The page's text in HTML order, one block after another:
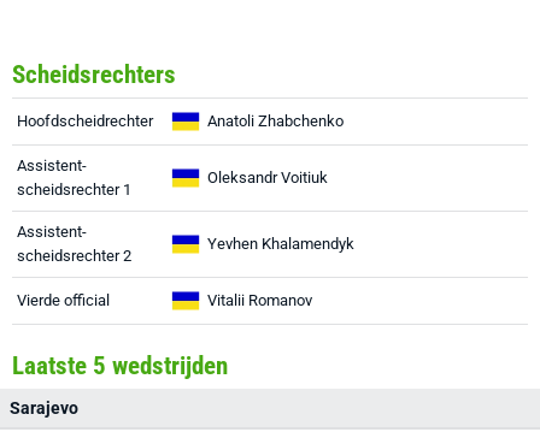
Scheidsrechters
Hoofdscheidrechter Anatoli Zhabchenko
Assistent-
scheidsrechter 1
Oleksandr Voitiuk
Assistent-
scheidsrechter 2
Yevhen Khalamendyk
Vierde official Vitalii Romanov
Laatste 5 wedstrijden
Sarajevo